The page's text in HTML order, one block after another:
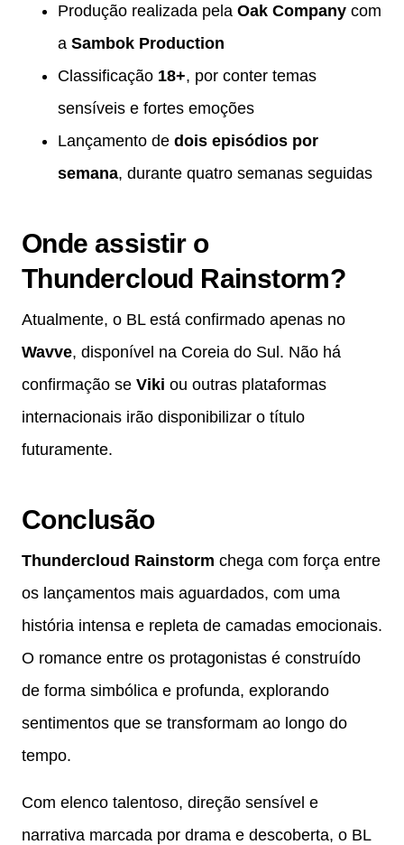
Produção realizada pela Oak Company com
a Sambok Production
Classificação 18+, por conter temas
sensíveis e fortes emoções
Lançamento de dois episódios por
semana, durante quatro semanas seguidas
Onde assistir o
Thundercloud Rainstorm?
Atualmente, o BL está confirmado apenas no
Wavve, disponível na Coreia do Sul. Não há
confirmação se Viki ou outras plataformas
internacionais irão disponibilizar o título
futuramente.
Conclusão
Thundercloud Rainstorm chega com força entre
os lançamentos mais aguardados, com uma
história intensa e repleta de camadas emocionais.
O romance entre os protagonistas é construído
de forma simbólica e profunda, explorando
sentimentos que se transformam ao longo do
tempo.
Com elenco talentoso, direção sensível e
narrativa marcada por drama e descoberta, o BL